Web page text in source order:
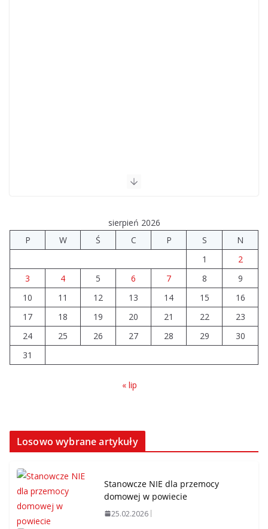
sierpień 2026
P
W Ś C P S
N
1
2
3
4 5 6 7 8
9
10
11 12 13 14 15
16
17
18 19 20 21 22
23
24
25 26 27 28 29
30
31
« lip
Losowo wybrane artykuły
Stanowcze NIE dla przemocy
domowej w powiecie
25.02.2026